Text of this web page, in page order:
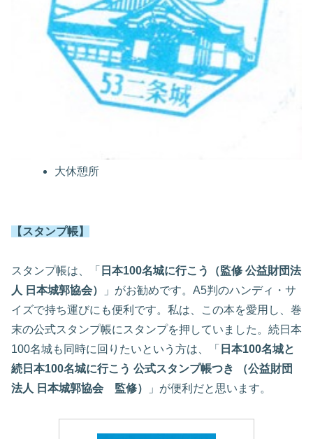
大休憩所
【スタンプ帳】
スタンプ帳は、「 日本100名城に行こう（監修 公益財団法
人 日本城郭協会）
」がお勧めです。A5判のハンディ・サ
イズで持ち運びにも便利です。私は、この本を愛用し、巻
末の公式スタンプ帳にスタンプを押していました。続日本
100名城も同時に回りたいという方は、「 日本100名城と
続日本100名城に行こう 公式スタンプ帳つき （公益財団
法人 日本城郭協会 監修）
」が便利だと思います。